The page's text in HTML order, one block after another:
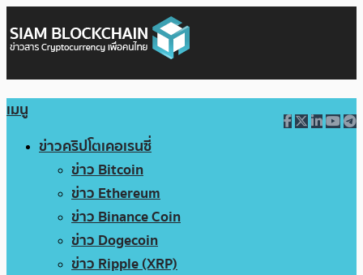
เมนู
ข่าวคริปโตเคอเรนซี่
ข่าว Bitcoin
ข่าว Ethereum
ข่าว Binance Coin
ข่าว Dogecoin
ข่าว Ripple (XRP)